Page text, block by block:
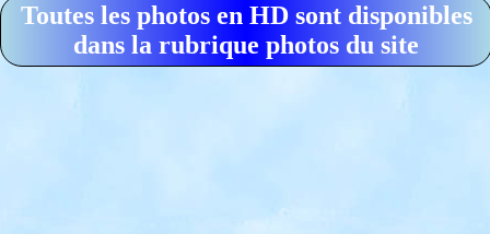
Toutes les photos en HD sont disponibles
dans la rubrique photos du site